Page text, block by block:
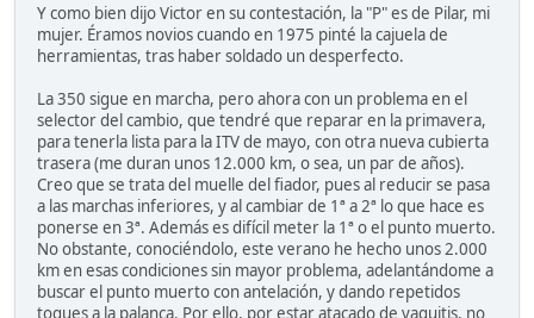
Y como bien dijo Victor en su contestación, la "P" es de Pilar, mi
mujer. Éramos novios cuando en 1975 pinté la cajuela de
herramientas, tras haber soldado un desperfecto.
La 350 sigue en marcha, pero ahora con un problema en el
selector del cambio, que tendré que reparar en la primavera,
para tenerla lista para la ITV de mayo, con otra nueva cubierta
trasera (me duran unos 12.000 km, o sea, un par de años).
Creo que se trata del muelle del fiador, pues al reducir se pasa
a las marchas inferiores, y al cambiar de 1ª a 2ª lo que hace es
ponerse en 3ª. Además es difícil meter la 1ª o el punto muerto.
No obstante, conociéndolo, este verano he hecho unos 2.000
km en esas condiciones sin mayor problema, adelantándome a
buscar el punto muerto con antelación, y dando repetidos
toques a la palanca. Por ello, por estar atacado de vaguitis, no